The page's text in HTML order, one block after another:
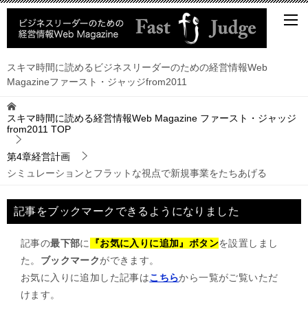
スキマ時間に読めるビジネスリーダーのための経営情報Web
Magazineファースト・ジャッジfrom2011
スキマ時間に読める経営情報Web Magazine ファースト・ジャッジ
from2011 TOP
第4章経営計画
シミュレーションとフラットな視点で新規事業をたちあげる
記事をブックマークできるようになりました
記事の最下部に 『お気に入りに追加』ボタンを設置しまし
た。 ブックマークができます。
お気に入りに追加した記事はこちらから一覧がご覧いただ
けます。